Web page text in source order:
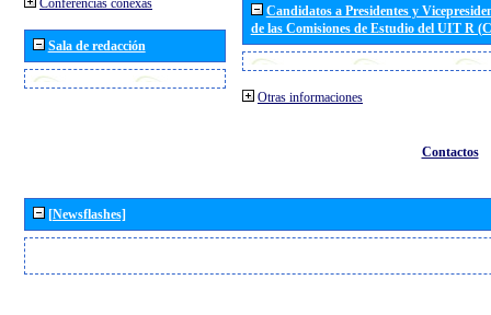
Sala de redacción
Candidatos a Presidentes y
de las Comisiones de Estudio del UIT R
Otras informaciones
Contactos
[Newsflashes]